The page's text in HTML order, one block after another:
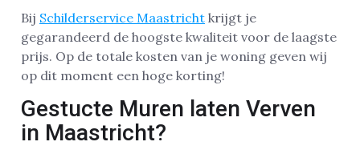
Bij Schilderservice Maastricht krijgt je
gegarandeerd de hoogste kwaliteit voor de laagste
prijs. Op de totale kosten van je woning geven wij
op dit moment een hoge korting!
Gestucte Muren laten Verven
in Maastricht?